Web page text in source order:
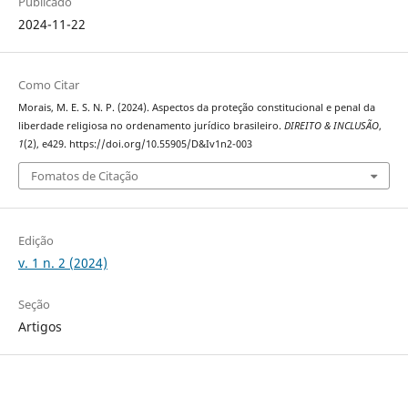
2024-11-22
Como Citar
Morais, M. E. S. N. P. (2024). Aspectos da proteção constitucional e penal da
liberdade religiosa no ordenamento jurídico brasileiro. DIREITO & INCLUSÃO,
1(2), e429. https://doi.org/10.55905/D&Iv1n2-003
Fomatos de Citação
Edição
v. 1 n. 2 (2024)
Seção
Artigos